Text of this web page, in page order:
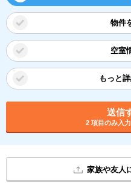
物件
空室
もっと
送信
2 項目のみ入
家族や友人